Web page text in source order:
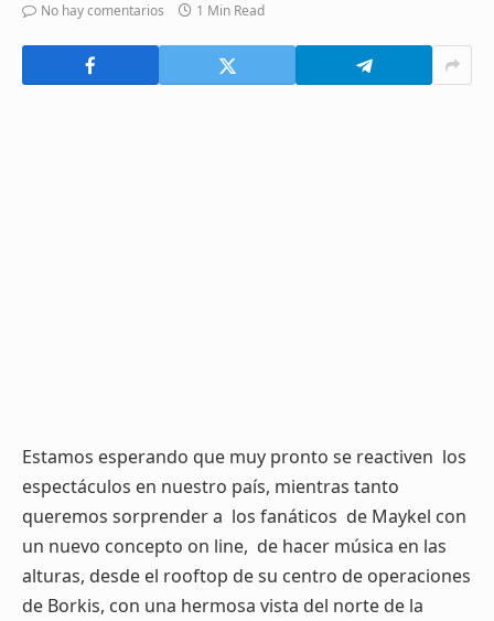
No hay comentarios
1 Min Read
Estamos esperando que muy pronto se reactiven los
espectáculos en nuestro país, mientras tanto
queremos sorprender a los fanáticos de Maykel con
un nuevo concepto on line, de hacer música en las
alturas, desde el rooftop de su centro de operaciones
de Borkis, con una hermosa vista del norte de la